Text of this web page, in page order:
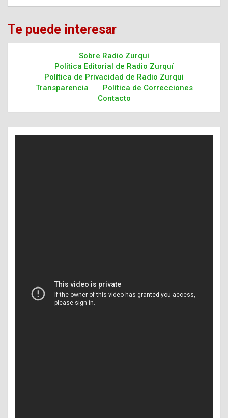
Te puede interesar
Sobre Radio Zurqui
Política Editorial de Radio Zurquí
Política de Privacidad de Radio Zurqui
Transparencia
Política de Correcciones
Contacto